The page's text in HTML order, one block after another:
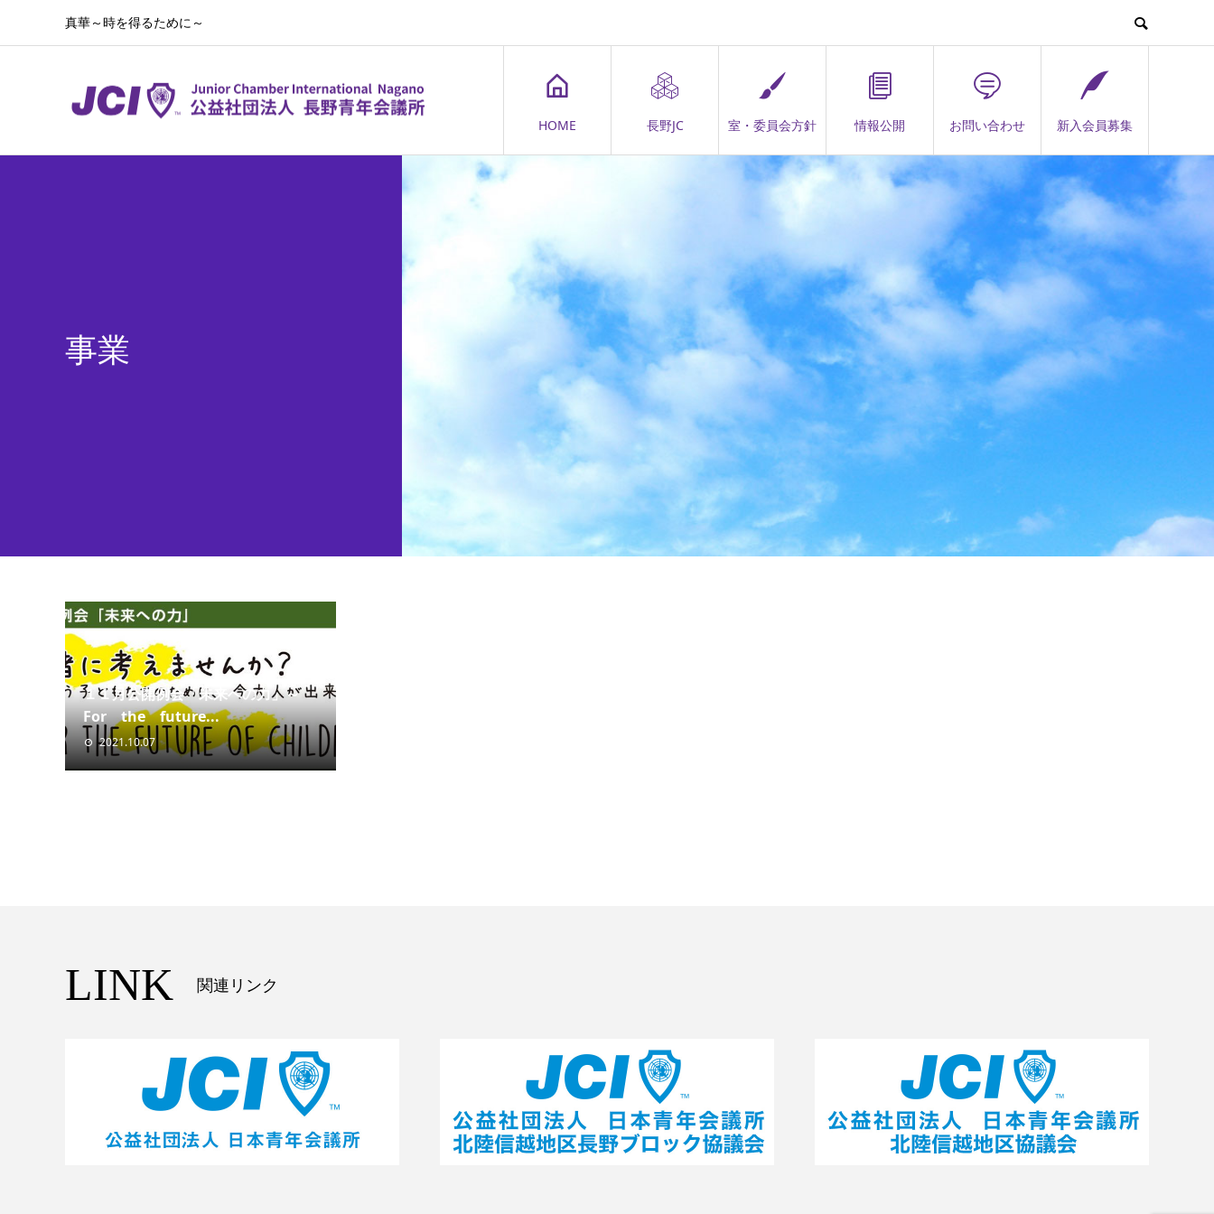
真華～時を得るために～
HOME 長野JC 室・委員会方針 情報公開 お問い合わせ 新入会員募集
事業
１１月公開例会「未来への力」～
For the future...
2021.10.07
LINK 関連リンク